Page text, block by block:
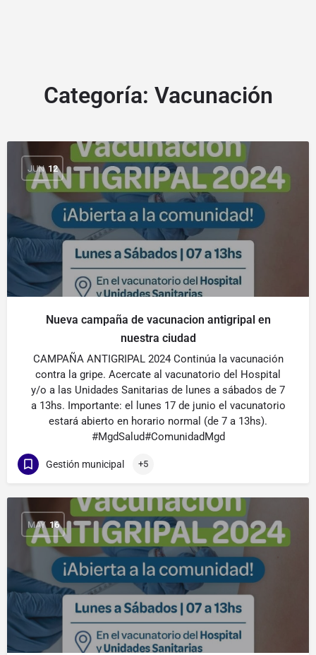
Categoría: Vacunación
JUN 12
Nueva campaña de vacunacion antigripal en
nuestra ciudad
CAMPAÑA ANTIGRIPAL 2024 Continúa la vacunación
contra la gripe. Acercate al vacunatorio del Hospital
y/o a las Unidades Sanitarias de lunes a sábados de 7
a 13hs. Importante: el lunes 17 de junio el vacunatorio
estará abierto en horario normal (de 7 a 13hs).
#MgdSalud#ComunidadMgd
Gestión municipal +5
MAY 16